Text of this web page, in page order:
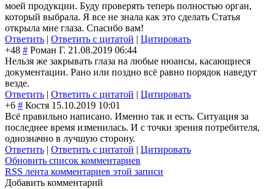
моей продукции. Буду проверять теперь полностью орган,
который выбрала. Я все не знала как это сделать Статья
открыла мне глаза. Спасибо вам!
Ответить | Ответить с цитатой | Цитировать
+48 # Роман Г. 21.08.2019 06:44
Нельзя же закрывать глаза на любые нюансы, касающиеся
документации. Рано или поздно всё равно порядок наведут
везде.
Ответить | Ответить с цитатой | Цитировать
+6 # Костя 15.10.2019 10:01
Всё правильно написано. Именно так и есть. Ситуация за
последнее время изменилась. И с точки зрения потребителя,
однозначно в лучшую сторону.
Ответить | Ответить с цитатой | Цитировать
Обновить список комментариев
RSS лента комментариев этой записи
Добавить комментарий